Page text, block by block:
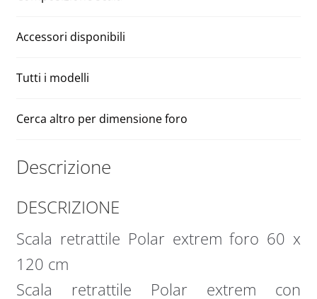
Accessori disponibili
Tutti i modelli
Cerca altro per dimensione foro
Descrizione
DESCRIZIONE
Scala retrattile Polar extrem foro 60 x
120 cm
Scala retrattile Polar extrem con